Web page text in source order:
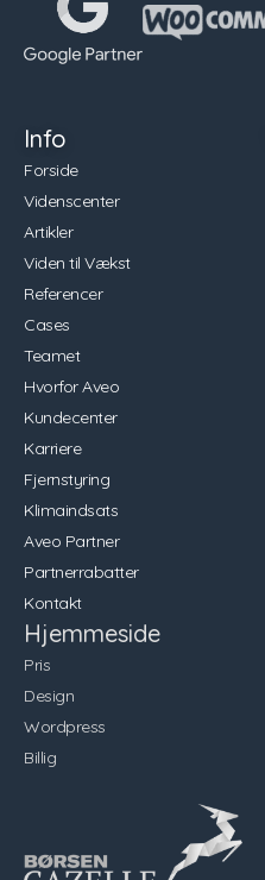
Info
Forside
Videnscenter
Artikler
Viden til Vækst
Referencer
Cases
Teamet
Hvorfor Aveo
Kundecenter
Karriere
Fjernstyring
Klimaindsats
Aveo Partner
Partnerrabatter
Kontakt
Hjemmeside
Pris
Design
Wordpress
Billig